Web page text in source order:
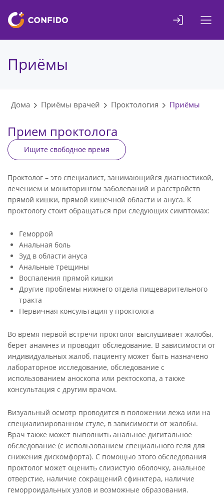
sisuni
Приёмы
Дома Приёмы врачей Проктология Приёмы
Прием проктолога
Ищите свободное время
Проктолог – это специалист, занимающийся диагностикой,
лечением и мониторингом заболеваний и расстройств
прямой кишки, прямой кишечной области и ануса. К
проктологу стоит обращаться при следующих симптомах:
Геморрой
Анальная боль
Зуд в области ануса
Анальные трещины
Воспаления прямой кишки
Другие проблемы нижнего отдела пищеварительного
тракта
Первичная консультация у проктолога
Во время первой встречи проктолог выслушивает жалобы,
берет анамнез и проводит обследование. В зависимости от
индивидуальных жалоб, пациенту может быть назначено
лабораторное исследование, обследование с
использованием аноскопа или ректоскопа, а также
консультация с другим врачом.
Визуальный осмотр проводится в положении лежа или на
специализированном стуле, в зависимости от жалобы.
Врач также может выполнить анальное дигитальное
обследование (с использованием специального геля для
снижения дискомфорта). С помощью этого обследования
проктолог может оценить слизистую оболочку, анальное
отверстие, наличие сокращений сфинктера, наличие
геморроидальных узлов и возможные образования.